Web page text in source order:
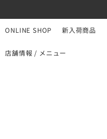
ONLINE SHOP 新入荷商品
店舗情報 / メニュー